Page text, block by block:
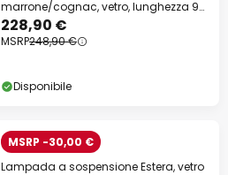
marrone/cognac, vetro, lunghezza 95
cm, E14
228,90 €
MSRP248,90 €
Disponibile
MSRP -30,00 €
Lampada a sospensione Estera, vetro